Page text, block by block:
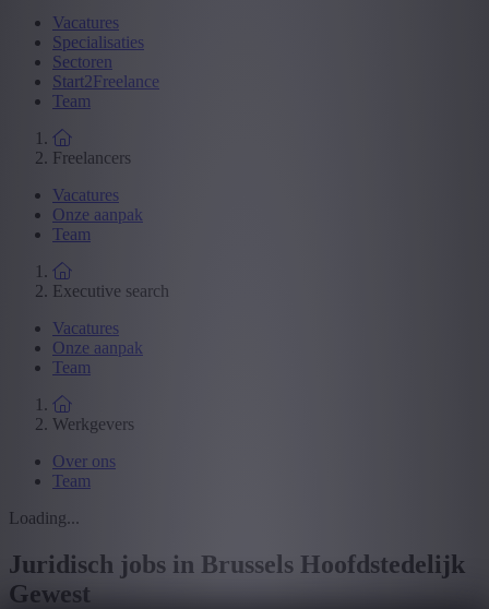
Vacatures
Specialisaties
Sectoren
Start2Freelance
Team
Freelancers
Vacatures
Onze aanpak
Team
Executive search
Vacatures
Onze aanpak
Team
Werkgevers
Over ons
Team
Loading...
Juridisch jobs in Brussels Hoofdstedelijk
Gewest